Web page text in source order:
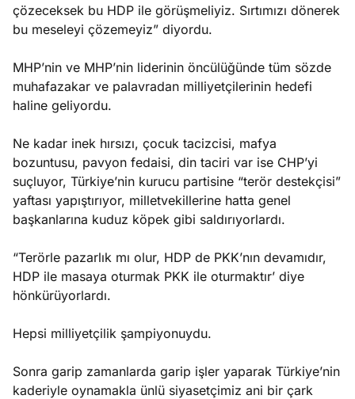
çözeceksek bu HDP ile görüşmeliyiz. Sırtımızı dönerek
bu meseleyi çözemeyiz” diyordu.
MHP’nin ve MHP’nin liderinin öncülüğünde tüm sözde
muhafazakar ve palavradan milliyetçilerinin hedefi
haline geliyordu.
Ne kadar inek hırsızı, çocuk tacizcisi, mafya
bozuntusu, pavyon fedaisi, din taciri var ise CHP’yi
suçluyor, Türkiye’nin kurucu partisine “terör destekçisi”
yaftası yapıştırıyor, milletvekillerine hatta genel
başkanlarına kuduz köpek gibi saldırıyorlardı.
“Terörle pazarlık mı olur, HDP de PKK’nın devamıdır,
HDP ile masaya oturmak PKK ile oturmaktır’ diye
hönkürüyorlardı.
Hepsi milliyetçilik şampiyonuydu.
Sonra garip zamanlarda garip işler yaparak Türkiye’nin
kaderiyle oynamakla ünlü siyasetçimiz ani bir çark